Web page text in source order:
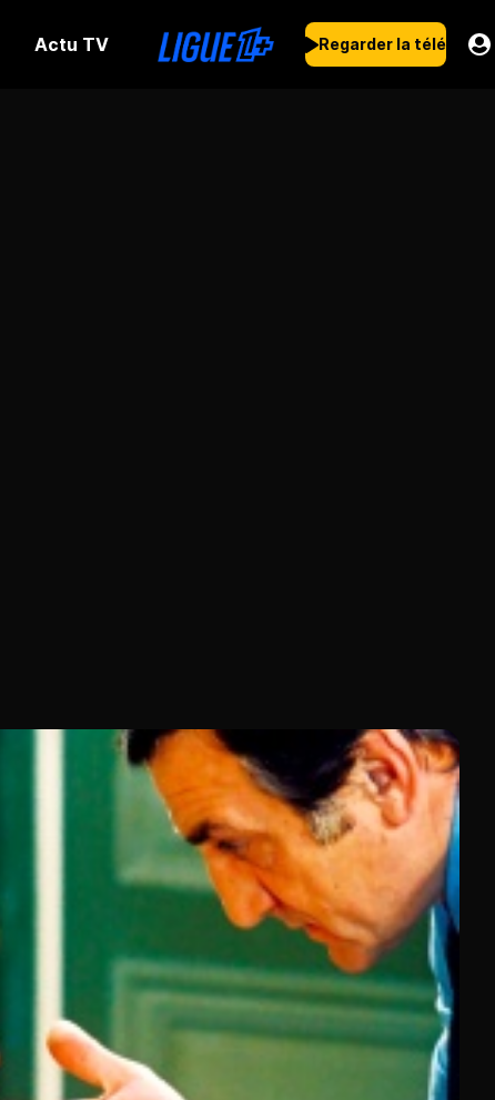
Actu TV Regarder la télé